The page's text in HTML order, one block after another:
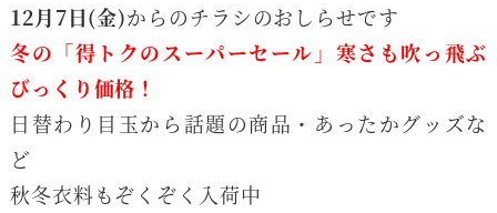
12月7日(金)からのチラシのおしらせです
冬の「得トクのスーパーセール」寒さも吹っ飛ぶ
びっくり価格！
日替わり目玉から話題の商品・あったかグッズな
ど
秋冬衣料もぞくぞく入荷中